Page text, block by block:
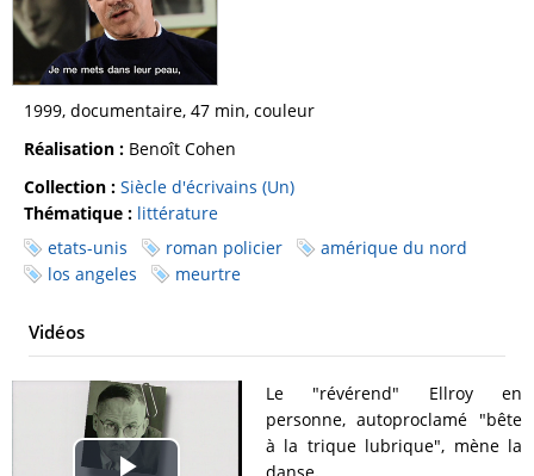
1999, documentaire, 47 min, couleur
Réalisation : Benoît Cohen
Collection : Siècle d'écrivains (Un)
Thématique : littérature
etats-unis
roman policier
amérique du nord
los angeles
meurtre
Vidéos
Le "révérend" Ellroy en
personne, autoproclamé "bête
à la trique lubrique", mène la